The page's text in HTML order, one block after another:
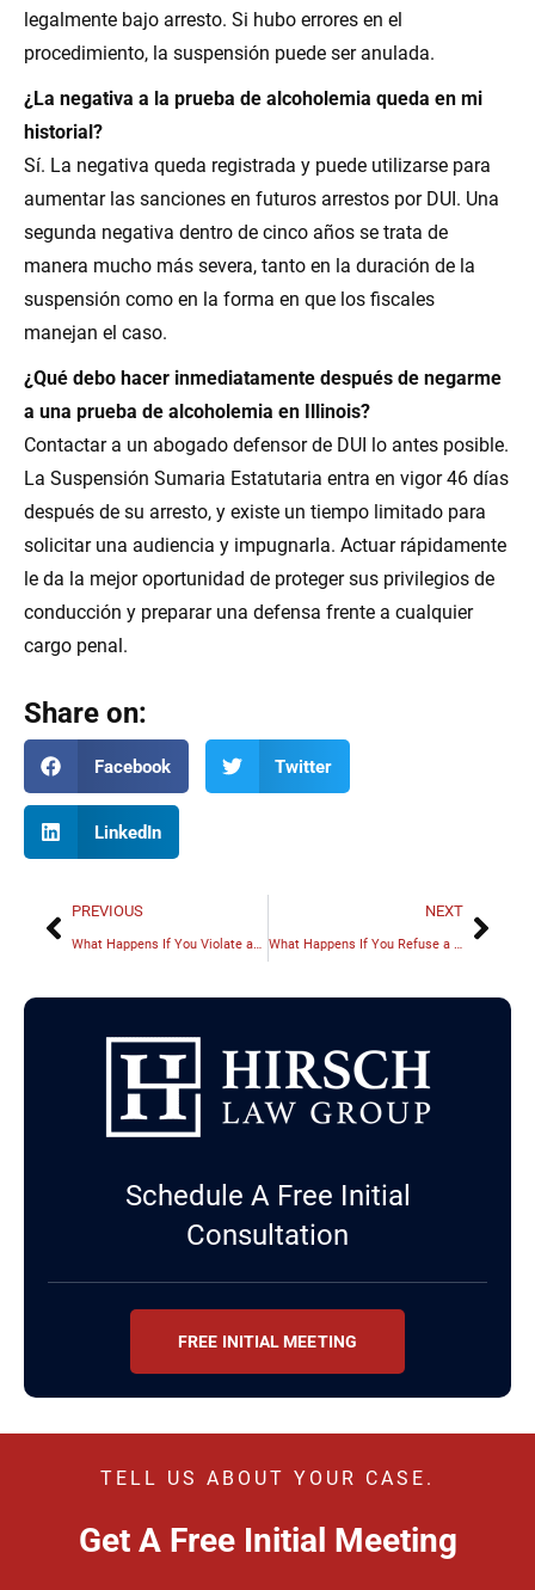
legalmente bajo arresto. Si hubo errores en el
procedimiento, la suspensión puede ser anulada.
¿La negativa a la prueba de alcoholemia queda en mi
historial?
Sí. La negativa queda registrada y puede utilizarse para
aumentar las sanciones en futuros arrestos por DUI. Una
segunda negativa dentro de cinco años se trata de
manera mucho más severa, tanto en la duración de la
suspensión como en la forma en que los fiscales
manejan el caso.
¿Qué debo hacer inmediatamente después de negarme
a una prueba de alcoholemia en Illinois?
Contactar a un abogado defensor de DUI lo antes posible.
La Suspensión Sumaria Estatutaria entra en vigor 46 días
después de su arresto, y existe un tiempo limitado para
solicitar una audiencia y impugnarla. Actuar rápidamente
le da la mejor oportunidad de proteger sus privilegios de
conducción y preparar una defensa frente a cualquier
cargo penal.
Share on:
Facebook Twitter
LinkedIn
PREVIOUS
What Happens If You Violate an Order of Protection in Illinois?
NEXT
What Happens If You Refuse a Breathalyzer in Illinois?
Schedule A Free Initial
Consultation
FREE INITIAL MEETING
TELL US ABOUT YOUR CASE.
Get A Free Initial Meeting